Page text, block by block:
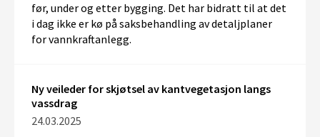
før, under og etter bygging. Det har bidratt til at det
i dag ikke er kø på saksbehandling av detaljplaner
for vannkraftanlegg.
Ny veileder for skjøtsel av kantvegetasjon langs
vassdrag
24.03.2025